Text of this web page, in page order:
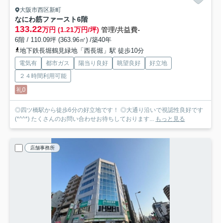
大阪市西区新町
なにわ筋ファースト6階
133.22万円 (1.21万円/坪) 管理/共益費-
6階 / 110.09坪 (363.96㎡) /築40年
地下鉄長堀鶴見緑地「西長堀」駅 徒歩10分
電気有 都市ガス 陽当り良好 眺望良好
好立地
２４時間利用可能
礼0
◎四ツ橋駅から徒歩6分の好立地です！ ◎大通り沿いで視認性良好です
(*^^*) たくさんのお問い合わせお待ちしております... もっと見る
店舗事務所